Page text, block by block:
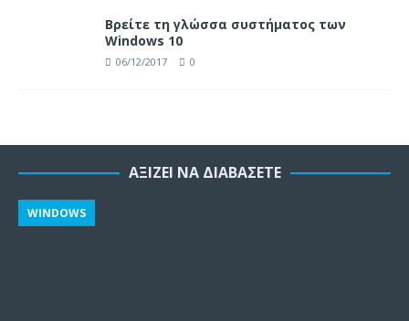
Βρείτε τη γλώσσα συστήματος των
Windows 10
06/12/2017 0
ΑΞΊΖΕΙ ΝΑ ΔΙΑΒΆΣΕΤΕ
WINDOWS